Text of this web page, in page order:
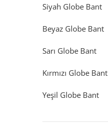
Siyah Globe Bant
Beyaz Globe Bant
Sarı Globe Bant
Kırmızı Globe Bant
Yeşil Globe Bant